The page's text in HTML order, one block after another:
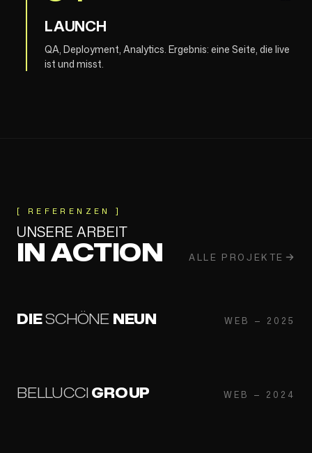
LAUNCH
QA, Deployment, Analytics. Ergebnis: eine Seite, die live
ist und misst.
[ REFERENZEN ]
UNSERE ARBEIT
IN ACTION ALLE PROJEKTE
WEB
DIESCHÖNE NEUN WEB — 2025
WEB
BELLUCCIGROUP WEB — 2024